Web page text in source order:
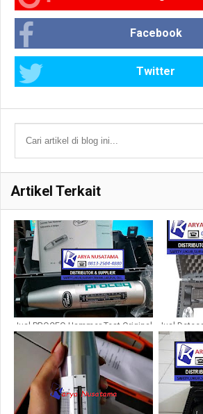
Facebook
Twitter
Artikel Terkait
Jual PROCEQ Hammer Test Original
di Batam
Jual